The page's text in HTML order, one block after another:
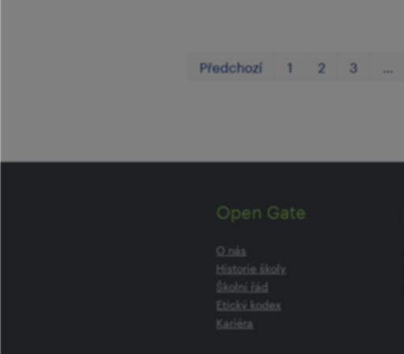
Předchozí 1 2 3
Open Gate
O nás
Historie školy
Školní řád
Etický kodex
Kariéra